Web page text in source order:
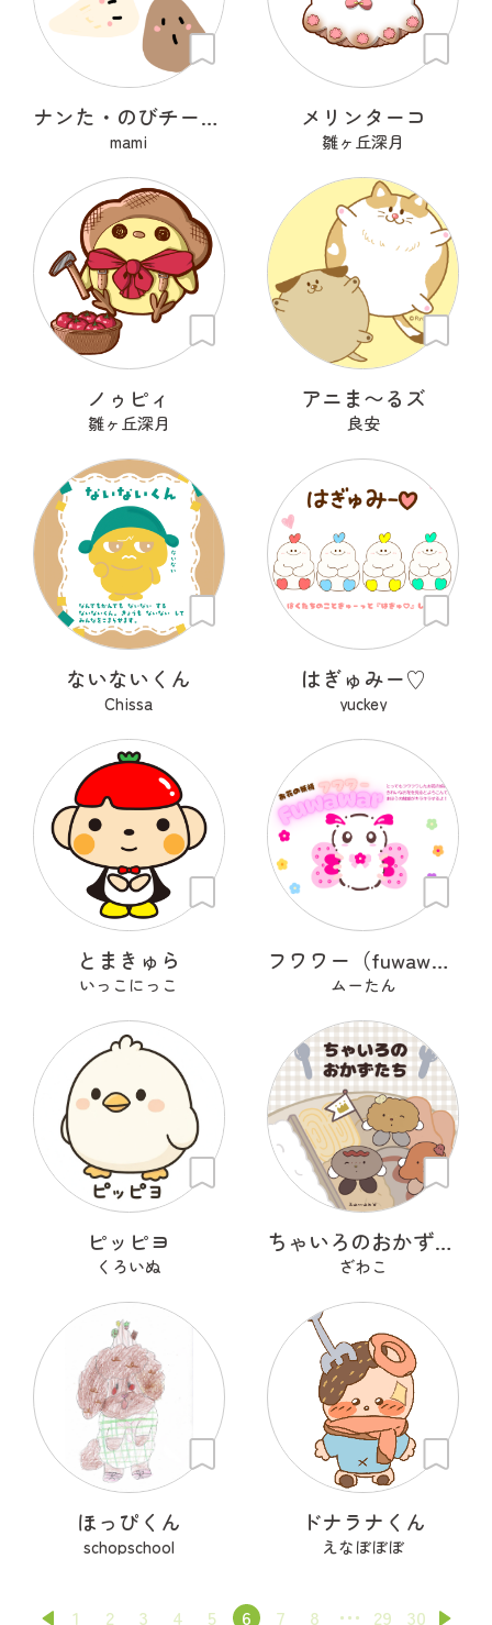
ナンた・のびチー・ショコナン
mami
メリンターコ
雛ヶ丘深月
ノゥピィ
雛ヶ丘深月
アニま〜るズ
良安
ないないくん
Chissa
はぎゅみー♡
yuckey
とまきゅら
いっこにっこ
フワワー（fuwawar）
ムーたん
ピッピヨ
くろいぬ
ちゃいろのおかずたち
ざわこ
ほっぴくん
schopschool
ドナラナくん
えなぼぼぼ
1 2 3 4 5 6 7 8 29 30